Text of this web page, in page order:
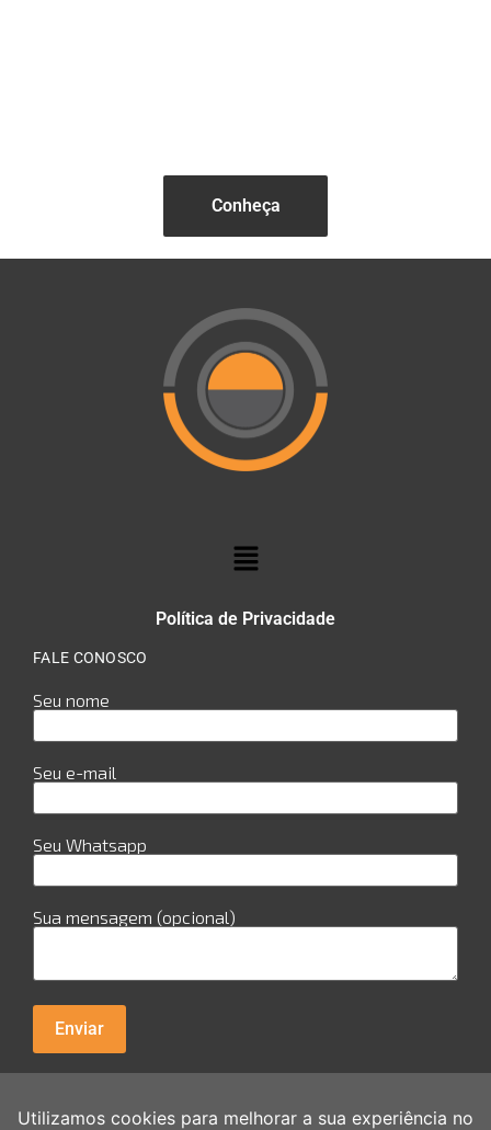
Conheça
Política de Privacidade
FALE CONOSCO
Seu nome
Seu e-mail
Seu Whatsapp
Sua mensagem (opcional)
Guararapes Av. Guararpes, 154 - sala 0111 - Santo